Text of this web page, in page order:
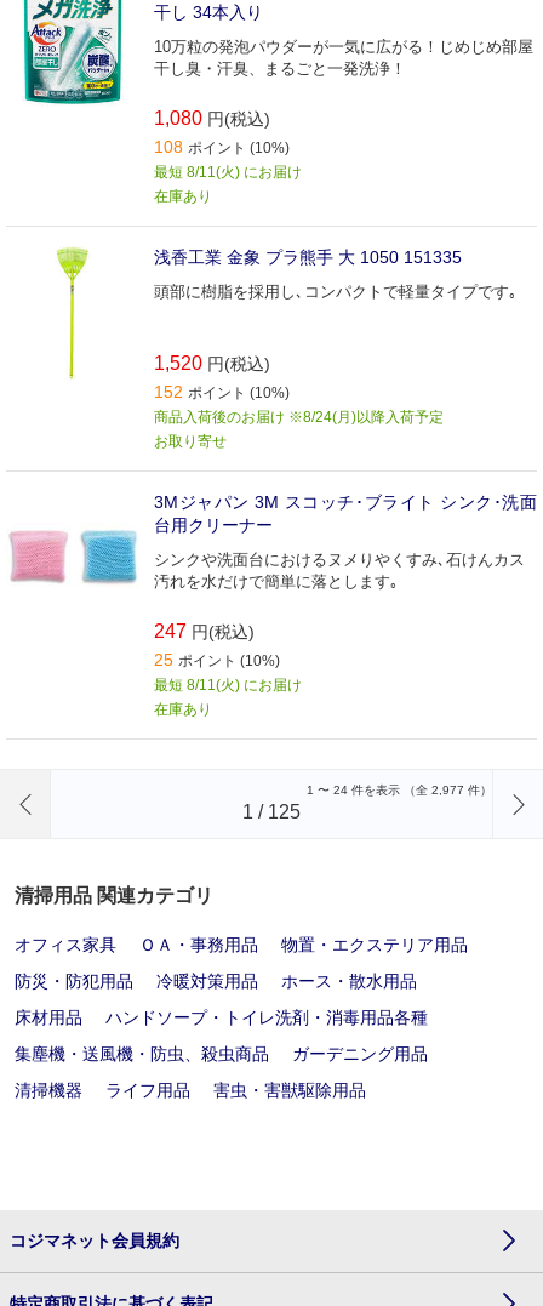
干し 34本入り
10万粒の発泡パウダーが一気に広がる！じめじめ部屋
干し臭・汗臭、まるごと一発洗浄！
1,080 円(税込)
108 ポイント (10%)
最短 8/11(火) にお届け
在庫あり
浅香工業 金象 プラ熊手 大 1050 151335
頭部に樹脂を採用し､コンパクトで軽量タイプです｡
1,520 円(税込)
152 ポイント (10%)
商品入荷後のお届け ※8/24(月)以降入荷予定
お取り寄せ
3Mジャパン 3M スコッチ･ブライト シンク･洗面
台用クリーナー
シンクや洗面台におけるヌメりやくすみ､石けんカス
汚れを水だけで簡単に落とします｡
247 円(税込)
25 ポイント (10%)
最短 8/11(火) にお届け
在庫あり
1 〜 24 件を表示 （全 2,977 件）
1 / 125
清掃用品 関連カテゴリ
オフィス家具 ＯＡ・事務用品
物置・エクステリア用品
防災・防犯用品
冷暖対策用品
ホース・散水用品
床材用品
ハンドソープ・トイレ洗剤・消毒用品各種
集塵機・送風機・防虫、殺虫商品
ガーデニング用品
清掃機器
ライフ用品 害虫・害獣駆除用品
コジマネット会員規約